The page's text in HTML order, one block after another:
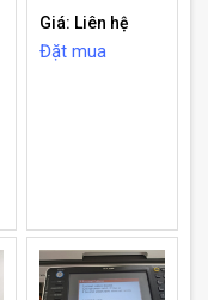
Giá: Liên hệ
Đặt mua